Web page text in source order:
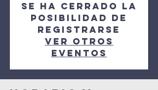
Se ha cerrado la
posibilidad de
registrarse
Ver otros
eventos